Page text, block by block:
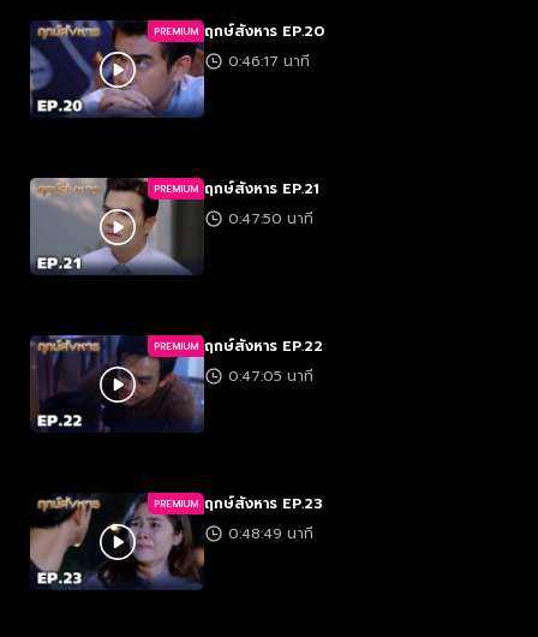
PREMIUM ฤกษ์สังหาร EP.20
0:46:17 นาที
PREMIUM ฤกษ์สังหาร EP.21
0:47:50 นาที
PREMIUM ฤกษ์สังหาร EP.22
0:47:05 นาที
PREMIUM ฤกษ์สังหาร EP.23
0:48:49 นาที